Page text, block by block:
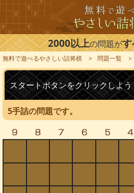
2000以上の問題が
無料で遊べるやさしい詰将棋 問題一覧
スタートボタンをクリックしよう
5手詰の問題です。